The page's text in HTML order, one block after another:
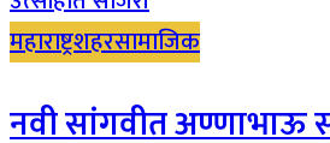
महाराष्ट्रशहरसामाजिक
नवी सांगवीत अण्णाभाऊ